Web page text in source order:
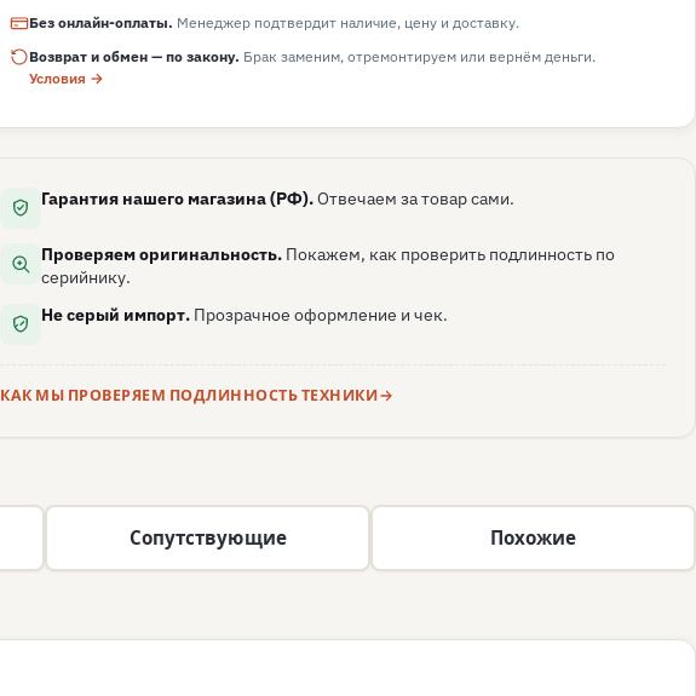
Без онлайн-оплаты. Менеджер подтвердит наличие, цену и доставку.
Возврат и обмен — по закону. Брак заменим, отремонтируем или вернём деньги.
Условия →
Гарантия нашего магазина (РФ).Отвечаем за товар сами.
Проверяем оригинальность. Покажем, как проверить подлинность по
серийнику.
Не серый импорт. Прозрачное оформление и чек.
КАК МЫ ПРОВЕРЯЕМ ПОДЛИННОСТЬ ТЕХНИКИ
Сопутствующие Похожие